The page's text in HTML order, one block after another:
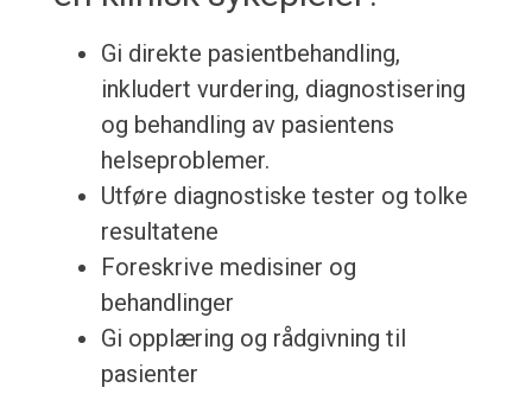
Gi direkte pasientbehandling,
inkludert vurdering, diagnostisering
og behandling av pasientens
helseproblemer.
Utføre diagnostiske tester og tolke
resultatene
Foreskrive medisiner og
behandlinger
Gi opplæring og rådgivning til
pasienter